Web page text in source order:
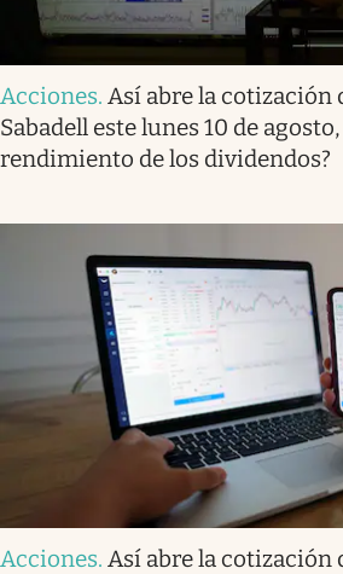
Acciones. Así abre la cotización
Sabadell este lunes 10 de
rendimiento de los dividendos?
Acciones. Así abre la cotización